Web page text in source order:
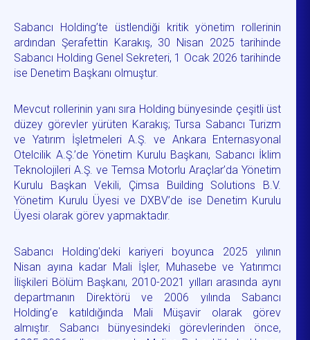
Sabancı Holding’te üstlendiği kritik yönetim rollerinin
ardından Şerafettin Karakış, 30 Nisan 2025 tarihinde
Sabancı Holding Genel Sekreteri, 1 Ocak 2026 tarihinde
ise Denetim Başkanı olmuştur.
Mevcut rollerinin yanı sıra Holding bünyesinde çeşitli üst
düzey görevler yürüten Karakış; Tursa Sabancı Turizm
ve Yatırım İşletmeleri A.Ş. ve Ankara Enternasyonal
Otelcilik A.Ş.’de Yönetim Kurulu Başkanı, Sabancı İklim
Teknolojileri A.Ş. ve Temsa Motorlu Araçlar’da Yönetim
Kurulu Başkan Vekili, Çimsa Building Solutions B.V.
Yönetim Kurulu Üyesi ve DXBV’de ise Denetim Kurulu
Üyesi olarak görev yapmaktadır.
Sabancı Holding'deki kariyeri boyunca 2025 yılının
Nisan ayına kadar Mali İşler, Muhasebe ve Yatırımcı
İlişkileri Bölüm Başkanı, 2010-2021 yılları arasında aynı
departmanın Direktörü ve 2006 yılında Sabancı
Holding’e katıldığında Mali Müşavir olarak görev
almıştır. Sabancı bünyesindeki görevlerinden önce,